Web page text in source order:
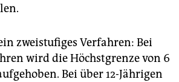
zweistufiges Verfahren: Bei
wird die Höchstgrenze von 6
Bei über 12-Jährigen